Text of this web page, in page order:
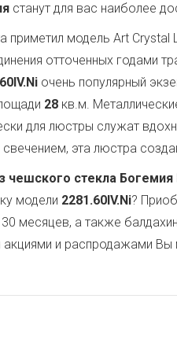
станут для вас наиболее
приметил модель Art Crystal
отточенных годами
очень популярный
28 кв.м.
для люстры служат
эта люстра
чешского стекла Богемия
модели 2281.60IV.Ni?
месяцев, а также
акциями и распродажами